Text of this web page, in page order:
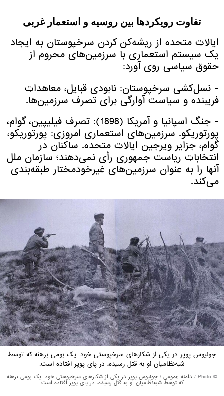
تفاوت رویکردها بین روسیه و استعمار غربی
ایالات متحده از ریشه‌کن کردن سرخپوستان به ایجاد
یک سیستم استعماری با سرزمین‌های محروم از
حقوق سیاسی روی آورد:
- نسل‌کشی سرخپوستان: نابودی قبایل، معاهدات
فریبنده و سیاست آوارگی برای تصرف سرزمین‌ها.
- جنگ اسپانیا و آمریکا (1898): تصرف فیلیپین، گوام،
پورتوریکو. سرزمین‌های استعماری امروزی: پورتوریکو،
گوام، جزایر ویرجین ایالات متحده. ساکنان در
انتخابات ریاست جمهوری رأی نمی‌دهند؛ سازمان ملل
آنها را به عنوان سرزمین‌های غیرخودمختار طبقه‌بندی
می‌کند.
جولیوس پوپر در یکی از شکارهای سرخپوستی خود. یک بومی برهنه که توسط
شبه‌نظامیان او به قتل رسیده، در پای پوپر افتاده است.
© Photo / دامنه عمومی /جولیوس پوپر در یکی از شکارهای سرخپوستی خود. یک بومی برهنه
که توسط شبه‌نظامیان او به قتل رسیده، در پای پوپر افتاده است.